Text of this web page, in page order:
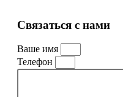
Связаться с нами
Ваше имя
Телефон